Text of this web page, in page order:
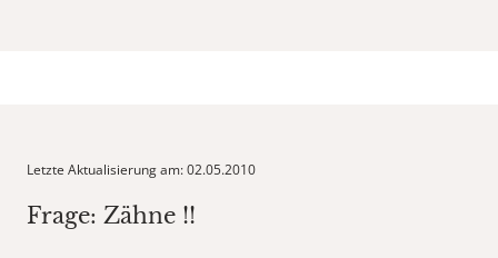
Letzte Aktualisierung am: 02.05.2010
Frage: Zähne !!